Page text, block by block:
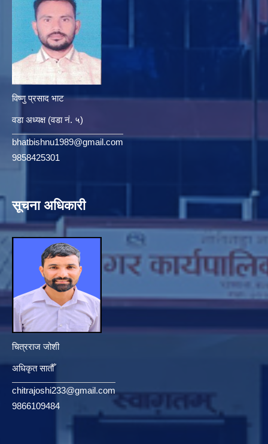
विष्णु प्रसाद भाट
वडा अध्यक्ष (वडा नं. ५)
bhatbishnu1989@gmail.com
9858425301
सूचना अधिकारी
चित्रराज जोशी
अधिकृत सातौँ
chitrajoshi233@gmail.com
9866109484